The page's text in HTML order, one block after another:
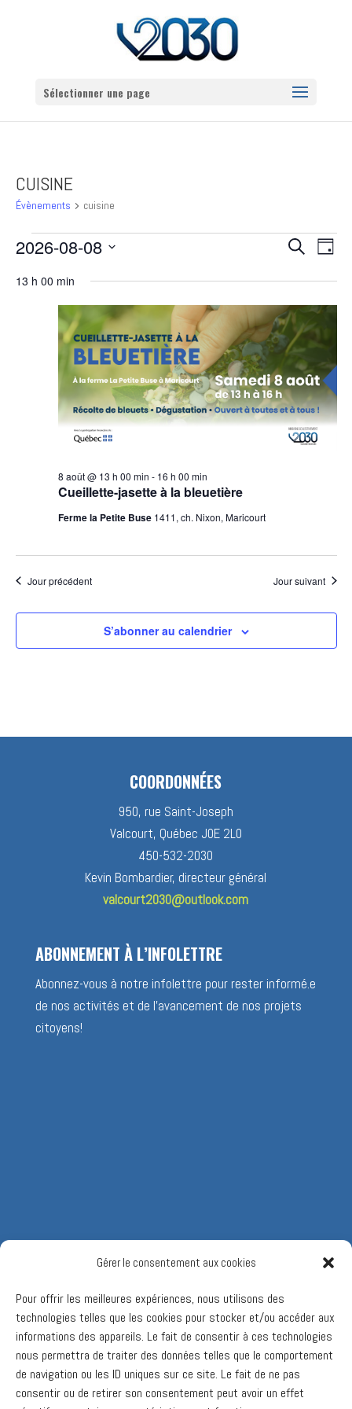
Gérer le consentement aux cookies
Pour offrir les meilleures expériences, nous utilisons des
technologies telles que les cookies pour stocker et/ou accéder aux
informations des appareils. Le fait de consentir à ces technologies
nous permettra de traiter des données telles que le comportement
de navigation ou les ID uniques sur ce site. Le fait de ne pas
consentir ou de retirer son consentement peut avoir un effet
Sélectionner une page
CUISINE
Évènements cuisine
ÉVÈNEMENTS
8
RECHERCHE
NAVIGATION
DE
VUES
ÉVÈNEMENTS
Recherche
DE
VUES
Jour
2026-08-08
13 h 00 min
Cueillette-jasette à la bleuetière
8 août @ 13 h 00 min - 16 h 00 min
Ferme la Petite Buse 1411, ch. Nixon, Maricourt
Jour précédent Jour suivant
S’abonner au calendrier
COORDONNÉES
950, rue Saint-Joseph
Valcourt, Québec J0E 2L0
450-532-2030
Kevin Bombardier, directeur général
valcourt2030@outlook.com
ABONNEMENT À L’INFOLETTRE
Abonnez-vous à notre infolettre pour rester informé.e
de nos activités et de l’avancement de nos projets
citoyens!